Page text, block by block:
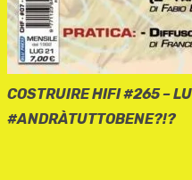
COSTRUIRE HIFI #265 –
#ANDRÀTUTTOBENE?!?